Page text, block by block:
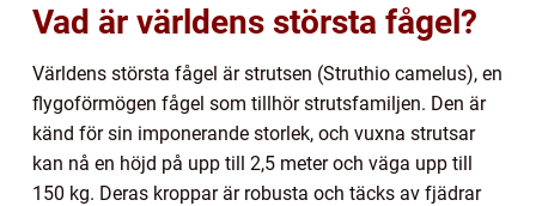
Vad är världens största fågel?
Världens största fågel är strutsen (Struthio camelus), en
flygoförmögen fågel som tillhör strutsfamiljen. Den är
känd för sin imponerande storlek, och vuxna strutsar
kan nå en höjd på upp till 2,5 meter och väga upp till
150 kg. Deras kroppar är robusta och täcks av fjädrar